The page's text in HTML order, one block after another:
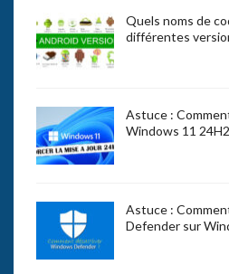
Quels noms de
différentes
Astuce :
Windows 11
Astuce :
Defender sur